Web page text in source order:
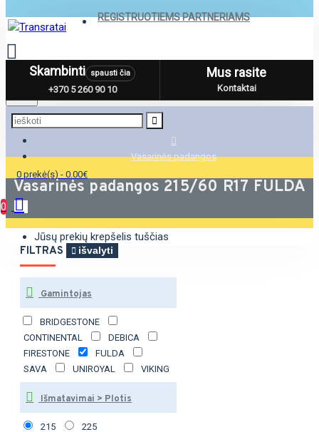
REGISTRUOTIEMS PARTNERIAMS
Menu
0 prekė(s) - 0.00€
0
Jūsų prekių krepšelis tuščias
Skambinti spausti čia
+370 5 260 90 10
Mus rasite
Kontaktai
Vasarinės padangos
Vasarinės padangos 215/60 R17 FULDA
FILTRAS išvalyti
Gamintojas
BRIDGESTONE
CONTINENTAL
DEBICA
FIRESTONE
FULDA
SAVA
UNIROYAL VIKING
Išmatavimai > Plotis
215 225